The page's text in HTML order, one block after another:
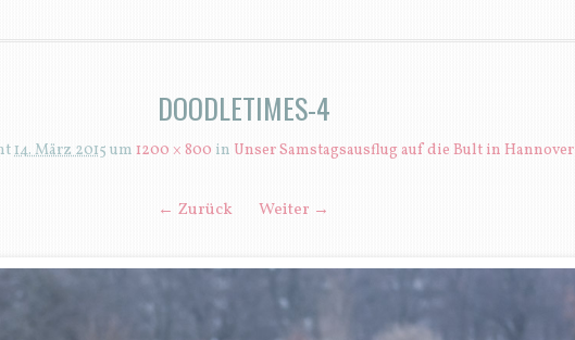
DOODLETIMES-4
14. März 2015 um 1200 × 800 in Unser Samstagsausflug auf die Bult in Hannover
← Zurück Weiter →